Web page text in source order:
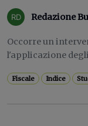
Redazione
Occorre un
l'applicazione
Fiscale Indice